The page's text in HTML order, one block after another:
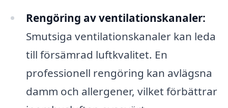
Rengöring av ventilationskanaler:
Smutsiga ventilationskanaler kan leda
till försämrad luftkvalitet. En
professionell rengöring kan avlägsna
damm och allergener, vilket förbättrar